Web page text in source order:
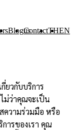
BlogContact us THEN
ยวกับบริการ
ม่ว่าคุณจะเป็น
ความร่วมมือ หรือ
ารของเรา คุณ